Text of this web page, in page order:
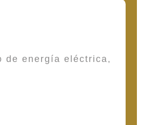
de energía eléctrica,